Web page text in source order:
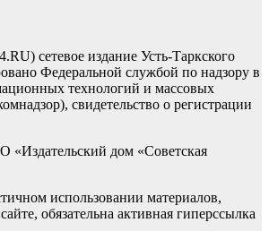
сетевое издание Усть-Таркского
Федеральной службой по надзору в
технологий и массовых
свидетельство о регистрации
дом «Советская
использовании материалов,
обязательна активная гиперссылка